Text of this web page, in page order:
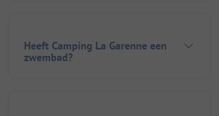
Heeft Camping La Garenne een
zwembad?